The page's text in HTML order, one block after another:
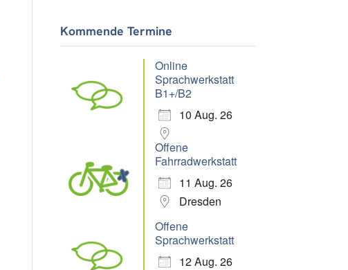
Kommende Termine
Online
Sprachwerkstatt
B1+/B2
10 Aug. 26
Offene
Fahrradwerkstatt
11 Aug. 26
Dresden
Offene
Sprachwerkstatt
12 Aug. 26